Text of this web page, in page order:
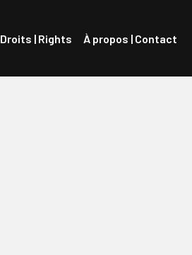
Droits | Rights À propos | Contact